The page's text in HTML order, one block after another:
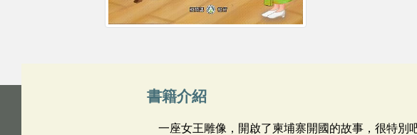
書籍介紹
一座女王雕像，開啟了柬埔寨開國的故事，很特別